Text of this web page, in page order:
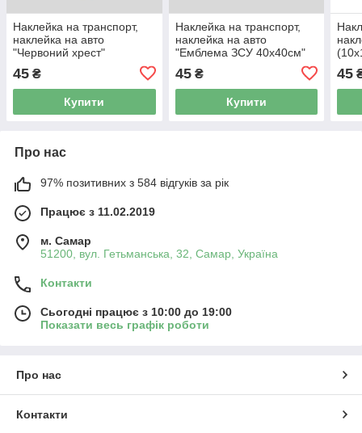
Наклейка на транспорт,
наклейка на авто
"Червоний хрест"
45 ₴
Купити
Наклейка на транспорт,
наклейка на авто
"Емблема ЗСУ 40х40см"
45₴
Купити
45
Про нас
97% позитивних з 584 відгуків за рік
Працює з 11.02.2019
м. Самар
51200, вул. Гетьманська, 32, Самар, Україна
Контакти
Сьогодні працює з 10:00 до 19:00
Показати весь графік роботи
Про нас
Контакти